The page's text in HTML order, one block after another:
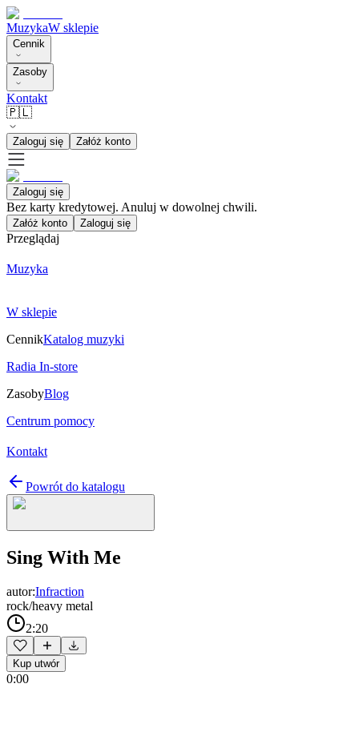
MuzykaW sklepie
Cennik
Zasoby
Kontakt
🇵🇱
Zaloguj się Załóż konto
Zaloguj się
Bez karty kredytowej. Anuluj w dowolnej chwili.
Załóż konto Zaloguj się
Przeglądaj
Muzyka
W sklepie
CennikKatalog muzyki
Radia In-store
ZasobyBlog
Centrum pomocy
Kontakt
Powrót do katalogu
Sing With Me
autor:Infraction
rock/heavy metal
2:20
Kup utwór
0:00